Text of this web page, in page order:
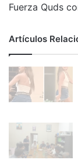
Fuerza Quds
Artículos